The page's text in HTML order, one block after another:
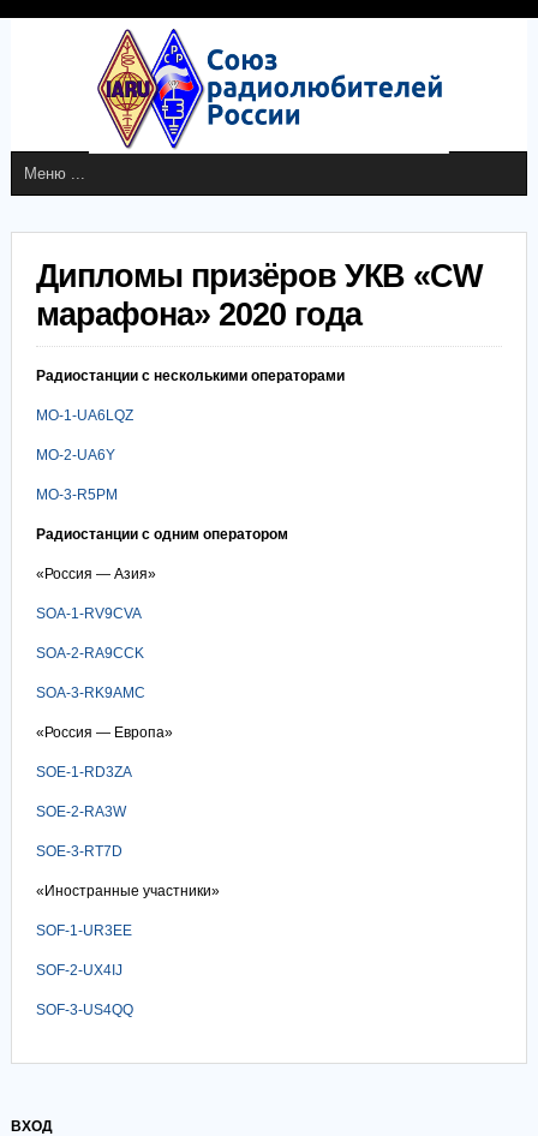
Дипломы призёров УКВ «CW
марафона» 2020 года
Радиостанции с несколькими операторами
MO-1-UA6LQZ
MO-2-UA6Y
MO-3-R5PM
Радиостанции с одним оператором
«Россия — Азия»
SOA-1-RV9CVA
SOA-2-RA9CCK
SOA-3-RK9AMC
«Россия — Европа»
SOE-1-RD3ZA
SOE-2-RA3W
SOE-3-RT7D
«Иностранные участники»
SOF-1-UR3EE
SOF-2-UX4IJ
SOF-3-US4QQ
ВХОД